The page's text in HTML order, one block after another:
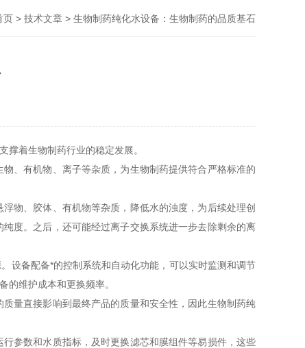
页 > 技术文章 > 生物制药纯化水设备：生物制药的品质基石
着生物制药行业的稳定发展。
、有机物、离子等杂质，为生物制药提供符合严格标准的
物、胶体、有机物等杂质，降低水的浊度，为后续处理创
度。之后，还可能经过离子交换系统进一步去除剩余的离
备配备*的控制系统和自动化功能，可以实时监测和调节
的维护成本和更换频率。
量直接影响到最终产品的质量和安全性，因此生物制药纯
参数和水质指标，及时更换滤芯和膜组件等易损件，这些